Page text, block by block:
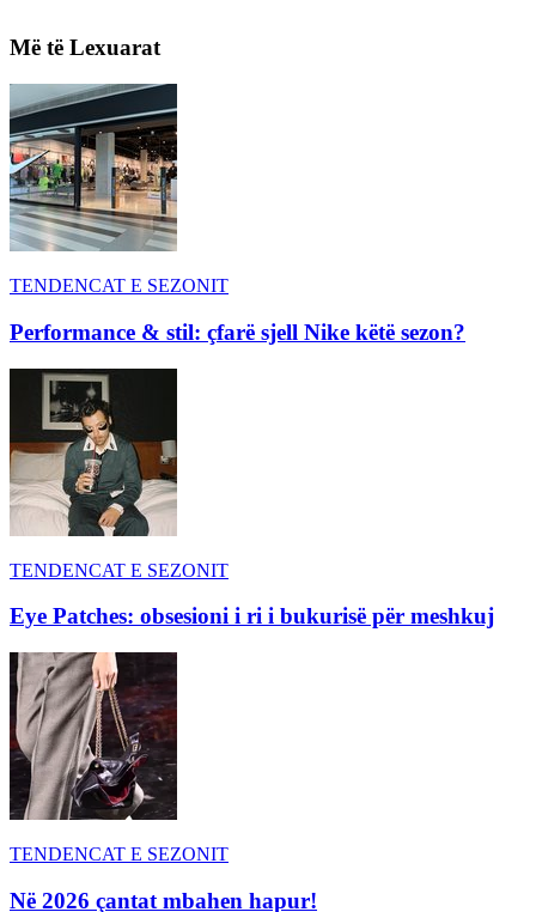
Më të Lexuarat
TENDENCAT E SEZONIT
Performance & stil: çfarë sjell Nike këtë sezon?
TENDENCAT E SEZONIT
Eye Patches: obsesioni i ri i bukurisë për meshkuj
TENDENCAT E SEZONIT
Në 2026 çantat mbahen hapur!